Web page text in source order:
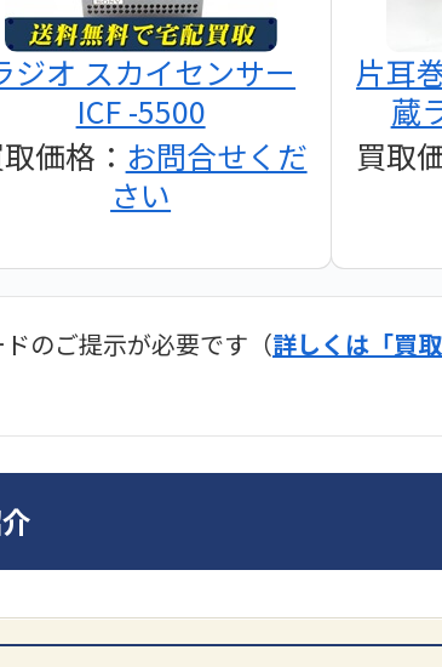
ジオ スカイセンサー
ICF -5500
価格： お問合せくだ
さい
片耳
蔵
買取
格
SONY
のご提示が必要です（詳しくは「買